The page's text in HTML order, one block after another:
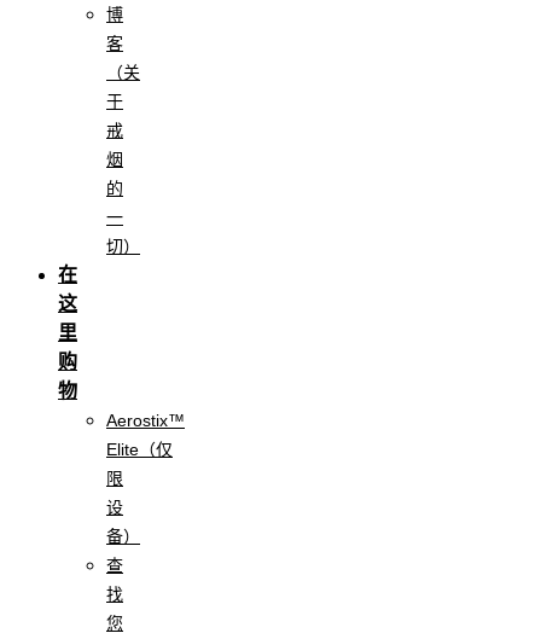
博
客
（关
于
戒
烟
的
一
切）
在
这
里
购
物
Aerostix™
Elite（仅
限
设
备）
查
找
您